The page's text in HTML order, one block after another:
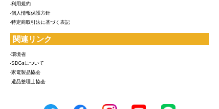
-利用規約
-個人情報保護方針
-特定商取引法に基づく表記
関連リンク
-環境省
-SDGsについて
-家電製品協会
-遺品整理士協会